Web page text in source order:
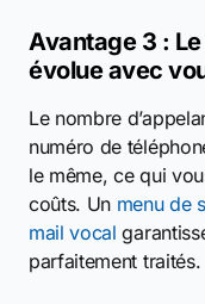
Avantage 3 :
évolue avec
Le nombre
numéro de
le même, ce qui
coûts. Un menu de
mail vocal
parfaitement traités.